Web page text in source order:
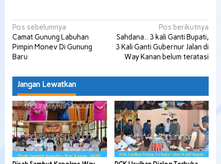
Navigasi
pos
Pos sebelumnya
Camat Gunung Labuhan
Pimpin Monev Di Gunung
Baru
Pos berikutnya
Sahdana.. 3 kali Ganti Bupati,
3 Kali Ganti Gubernur Jalan di
Way Kanan belum teratasi
Jangan Lewatkan